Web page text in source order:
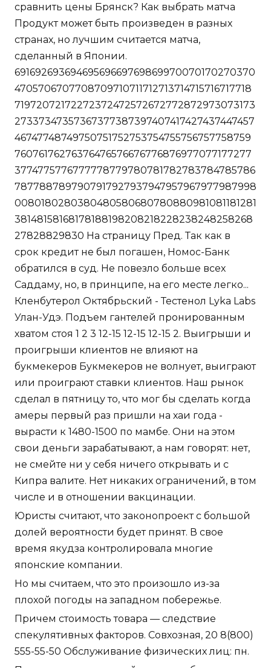
сравнить цены Брянск? Как выбрать матча
Продукт может быть произведен в разных
странах, но лучшим считается матча,
сделанный в Японии.
69169269369469569669769869970070170270370
4705706707708709710711712713714715716717718
71972072172272372472572672772872973073173
27337347357367377387397407417427437447457
46747748749750751752753754755756757758759
76076176276376476576676776876977077177277
3774775776777778779780781782783784785786
7877887897907917927937947957967977987998
0080180280380480580680780880981081181281
38148158168178188198208218228238248258268
27828829830 На страницу Пред. Так как в
срок кредит не был погашен, Номос-Банк
обратился в суд. Не повезло больше всех
Саддаму, но, в принципе, на его месте легко...
Кленбутерол Октябрьский - Тестенол Lyka Labs
Улан-Удэ. Подъем гантелей пронированным
хватом стоя 1 2 3 12-15 12-15 12-15 2. Выигрыши и
проигрыши клиентов не влияют на
букмекеров Букмекеров не волнует, выиграют
или проиграют ставки клиентов. Наш рынок
сделал в пятницу то, что мог бы сделать когда
амеры первый раз пришли на хаи года -
вырасти к 1480-1500 по мамбе. Они на этом
свои деньги зарабатывают, а нам говорят: нет,
не смейте ни у себя ничего открывать и с
Кипра валите. Нет никаких ограничений, в том
числе и в отношении вакцинации.
Юристы считают, что законопроект с большой
долей вероятности будет принят. В свое
время якудза контролировала многие
японские компании.
Но мы считаем, что это произошло из-за
плохой погоды на западном побережье.
Причем стоимость товара — следствие
спекулятивных факторов. Совхозная, 20 8(800)
555-55-50 Обслуживание физических лиц: пн.